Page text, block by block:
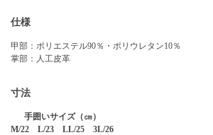
仕様
甲部：ポリエステル90％・ポリウレタン10％
掌部：人工皮革
寸法
手囲いサイズ（㎝）
M/22 L/23 LL/25 3L/26